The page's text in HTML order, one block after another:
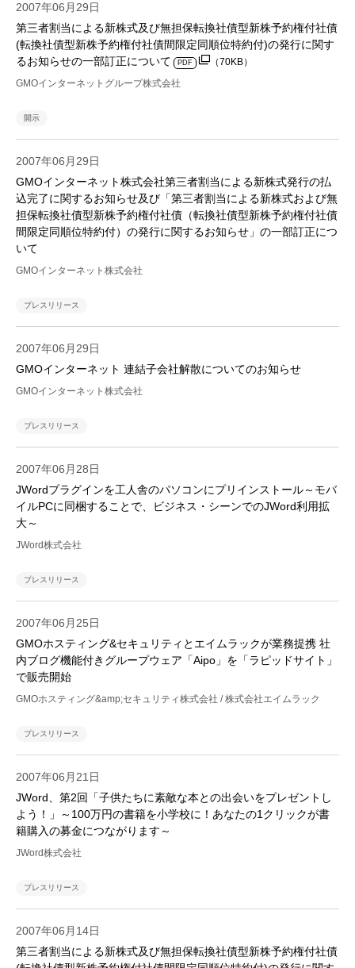
2007年06月29日
第三者割当による新株式及び無担保転換社債型新株予約権付社債
(転換社債型新株予約権付社債間限定同順位特約付)の発行に関す
るお知らせの一部訂正について
PDF
（70KB）
GMOインターネットグループ株式会社
開示
2007年06月29日
GMOインターネット株式会社第三者割当による新株式発行の払
込完了に関するお知らせ及び「第三者割当による新株式および無
担保転換社債型新株予約権付社債（転換社債型新株予約権付社債
間限定同順位特約付）の発行に関するお知らせ」の一部訂正につ
いて
GMOインターネット株式会社
プレスリリース
2007年06月29日
GMOインターネット 連結子会社解散についてのお知らせ
GMOインターネット株式会社
プレスリリース
2007年06月28日
JWordプラグインを工人舎のパソコンにプリインストール～モバ
イルPCに同梱することで、ビジネス・シーンでのJWord利用拡
大～
JWord株式会社
プレスリリース
2007年06月25日
GMOホスティング&セキュリティとエイムラックが業務提携 社
内ブログ機能付きグループウェア「Aipo」を「ラピッドサイト」
で販売開始
GMOホスティング&amp;セキュリティ株式会社 / 株式会社エイムラック
プレスリリース
2007年06月21日
JWord、第2回「子供たちに素敵な本との出会いをプレゼントし
よう！」～100万円の書籍を小学校に！あなたの1クリックが書
籍購入の募金につながります～
JWord株式会社
プレスリリース
2007年06月14日
第三者割当による新株式及び無担保転換社債型新株予約権付社債